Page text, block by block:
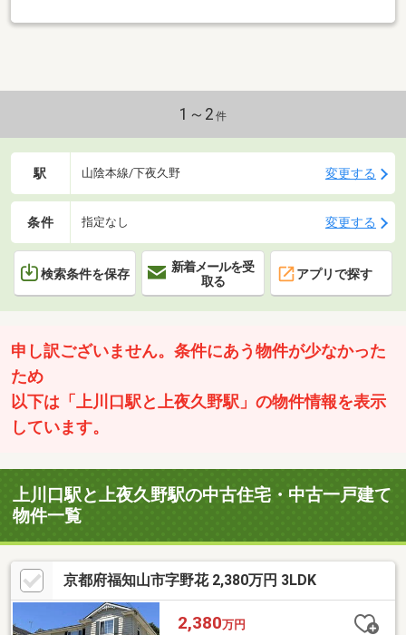
1～2 件
駅 山陰本線/下夜久野 変更する
条件 指定なし 変更する
検索条件を保存
新着メールを受
取る
アプリで探す
申し訳ございません。条件にあう物件が少なかった
ため
以下は「上川口駅と上夜久野駅」の物件情報を表示
しています。
上川口駅と上夜久野駅の中古住宅・中古一戸建て
物件一覧
京都府福知山市字野花 2,380万円 3LDK
2,380万円